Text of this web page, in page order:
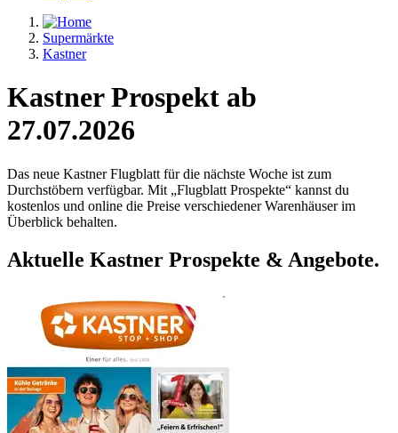
Supermärkte
Kastner
Kastner Prospekt ab
27.07.2026
Das neue Kastner Flugblatt für die nächste Woche ist zum
Durchstöbern verfügbar. Mit „Flugblatt Prospekte“ kannst du
kostenlos und online die Preise verschiedener Warenhäuser im
Überblick behalten.
Aktuelle Kastner Prospekte & Angebote.